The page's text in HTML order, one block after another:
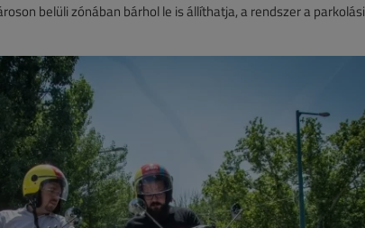
belüli zónában bárhol le is állíthatja, a rendszer a parkolási